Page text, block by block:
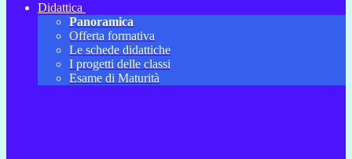
Didattica
Panoramica
Offerta formativa
Le schede didattiche
I progetti delle classi
Esame di Maturità